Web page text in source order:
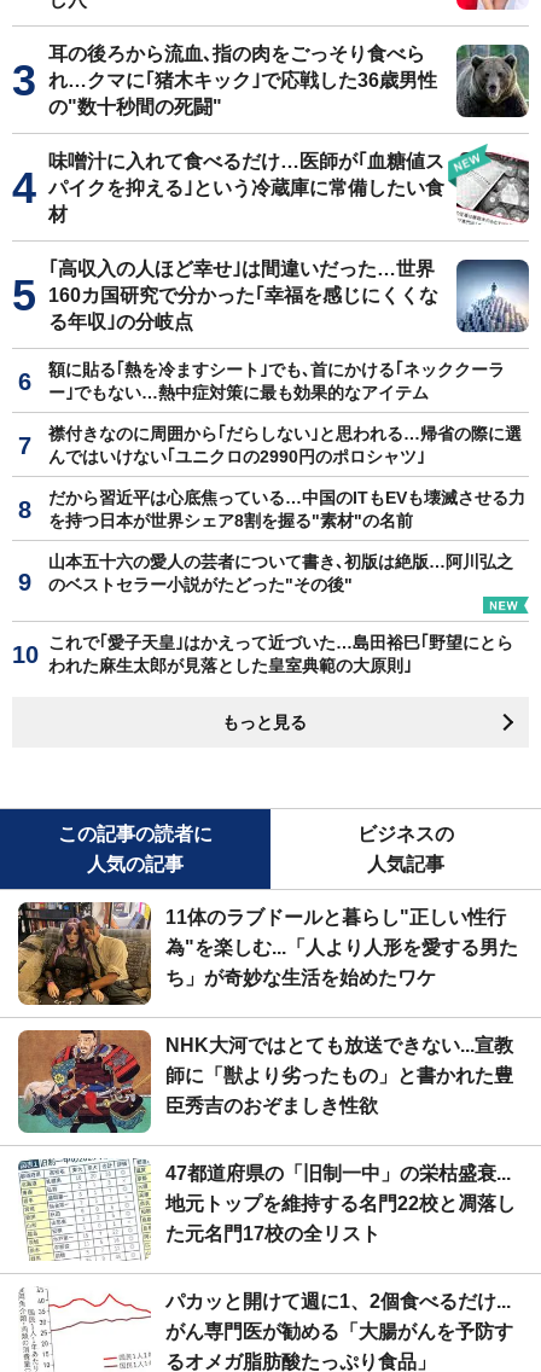
耳の後ろから流血､指の肉をごっそり食べら
れ…クマに｢猪木キック｣で応戦した36歳男性
の"数十秒間の死闘"
味噌汁に入れて食べるだけ…医師が｢血糖値ス
パイクを抑える｣という冷蔵庫に常備したい食
材
｢高収入の人ほど幸せ｣は間違いだった…世界
160カ国研究で分かった｢幸福を感じにくくな
る年収｣の分岐点
額に貼る｢熱を冷ますシート｣でも､首にかける｢ネッククーラ
ー｣でもない…熱中症対策に最も効果的なアイテム
襟付きなのに周囲から｢だらしない｣と思われる…帰省の際に選
んではいけない｢ユニクロの2990円のポロシャツ｣
だから習近平は心底焦っている…中国のITもEVも壊滅させる力
を持つ日本が世界シェア8割を握る"素材"の名前
山本五十六の愛人の芸者について書き､初版は絶版…阿川弘之
のベストセラー小説がたどった"その後"
これで｢愛子天皇｣はかえって近づいた…島田裕巳｢野望にとら
われた麻生太郎が見落とした皇室典範の大原則｣
もっと見る
この記事の読者に
人気の記事
ビジネスの
人気記事
11体のラブドールと暮らし"正しい性行
為"を楽しむ...「人より人形を愛する男た
ち」が奇妙な生活を始めたワケ
NHK大河ではとても放送できない...宣教
師に「獣より劣ったもの」と書かれた豊
臣秀吉のおぞましき性欲
47都道府県の「旧制一中」の栄枯盛衰...
地元トップを維持する名門22校と凋落し
た元名門17校の全リスト
パカッと開けて週に1、2個食べるだけ...
がん専門医が勧める「大腸がんを予防す
るオメガ脂肪酸たっぷり食品」